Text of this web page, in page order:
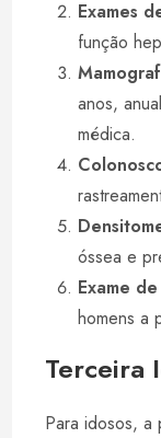
Exames
função
anos,
médica.
óssea e
Exame
homens a
Terceira
Para idosos,